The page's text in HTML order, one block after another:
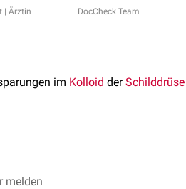
| Ärztin DocCheck Team
im Kolloid derSchilddrüse
Lehrbuch, Höfler, Elsevier Verlag, 6.
melden